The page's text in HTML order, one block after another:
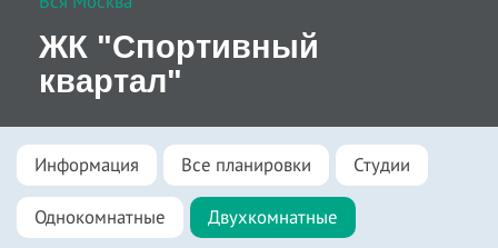
ЖК "Спортивный
квартал"
Информация Все планировки Студии
Однокомнатные Двухкомнатные